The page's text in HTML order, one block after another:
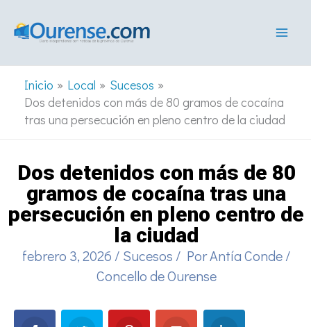
Inicio Local
Sucesos
Dos detenidos con más de 80 gramos de cocaína
tras una persecución en pleno centro de la ciudad
Dos detenidos con más de 80
gramos de cocaína tras una
persecución en pleno centro de
la ciudad
febrero 3, 2026 / Sucesos / PorAntía Conde/
Concello de Ourense